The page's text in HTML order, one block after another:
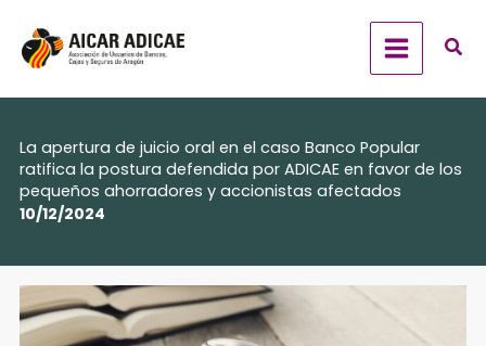
contenido
La apertura de juicio oral en el caso Banco Popular
ratifica la postura defendida por ADICAE en favor de los
pequeños ahorradores y accionistas afectados
10/12/2024